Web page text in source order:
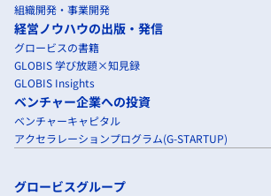
組織開発・事業開発
経営ノウハウの出版・発信
グロービスの書籍
GLOBIS 学び放題×知見録
GLOBIS Insights
ベンチャー企業への投資
ベンチャーキャピタル
アクセラレーションプログラム(G-STARTUP)
グロービスグループ